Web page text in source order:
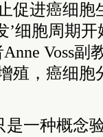
促进癌细胞
’细胞周期
Voss副
殖，癌细胞
是一种概念